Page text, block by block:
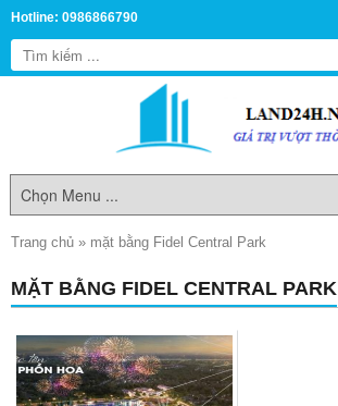
Hotline: 0986866790
Trang chủ » mặt bằng Fidel Central Park
MẶT BẰNG FIDEL CENTRAL PARK